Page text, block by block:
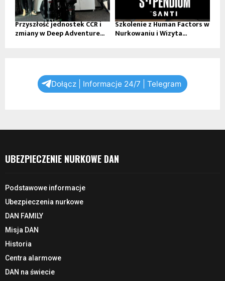
Przyszłość jednostek CCR i
zmiany w Deep Adventure...
Szkolenie z Human Factors w
Nurkowaniu i Wizyta...
Dołącz | Informacje 24/7 | Telegram
UBEZPIECZENIE NURKOWE DAN
Podstawowe informacje
Ubezpieczenia nurkowe
DAN FAMILY
Misja DAN
Historia
Centra alarmowe
DAN na świecie